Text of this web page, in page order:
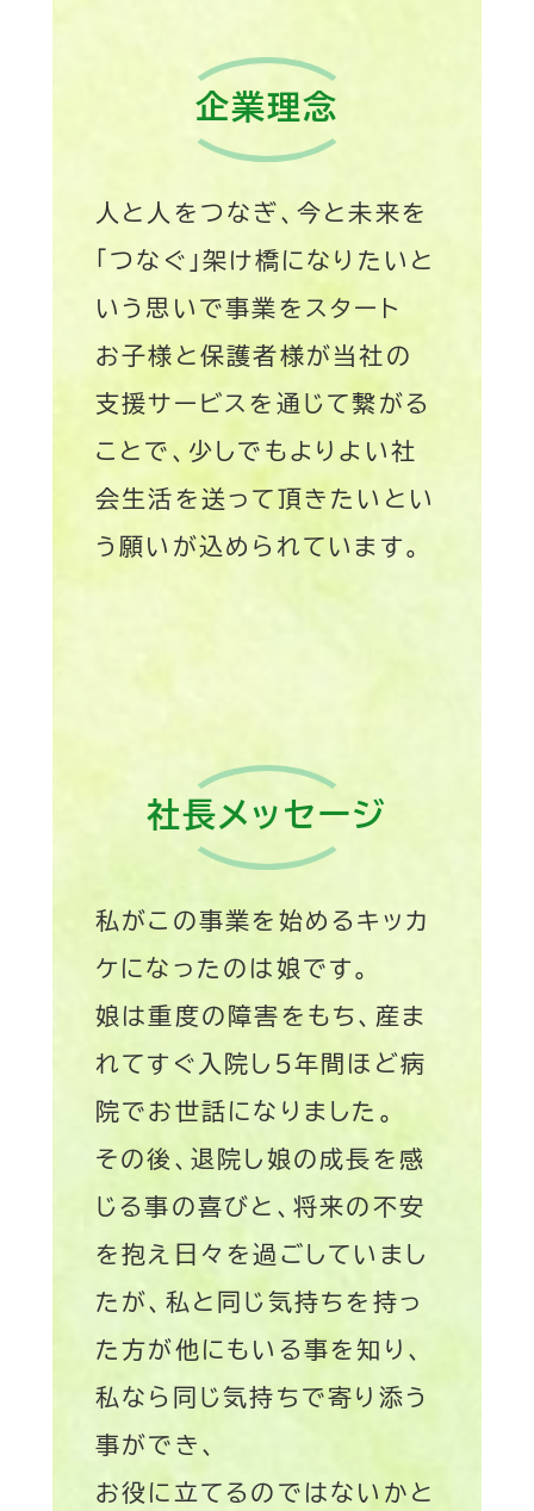
企業理念
人と人をつなぎ、今と未来を
「つなぐ」架け橋になりたいと
いう思いで事業をスタート
お子様と保護者様が当社の
支援サービスを通じて繋がる
ことで、少しでもよりよい社
会生活を送って頂きたいとい
う願いが込められています。
社長メッセージ
私がこの事業を始めるキッカ
ケになったのは娘です。
娘は重度の障害をもち、産ま
れてすぐ入院し５年間ほど病
院でお世話になりました。
その後、退院し娘の成長を感
じる事の喜びと、将来の不安
を抱え日々を過ごしていまし
たが、私と同じ気持ちを持っ
た方が他にもいる事を知り、
私なら同じ気持ちで寄り添う
事ができ、
お役に立てるのではないかと